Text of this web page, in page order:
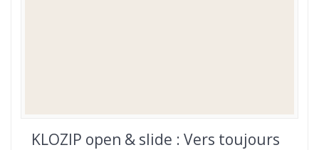
KLOZIP open & slide : Vers toujours